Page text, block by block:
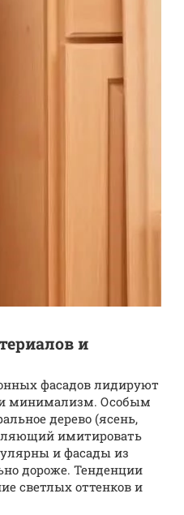
и
фасадов лидируют
минимализм. Особым
дерево (ясень,
имитировать
и фасады из
дороже. Тенденции
светлых оттенков и